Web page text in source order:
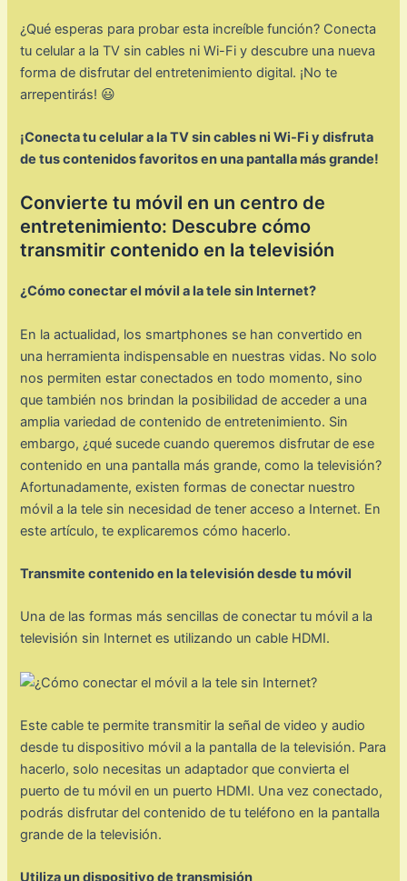
¿Qué esperas para probar esta increíble función? Conecta
tu celular a la TV sin cables ni Wi-Fi y descubre una nueva
forma de disfrutar del entretenimiento digital. ¡No te
arrepentirás! 😃
¡Conecta tu celular a la TV sin cables ni Wi-Fi y disfruta
de tus contenidos favoritos en una pantalla más grande!
Convierte tu móvil en un centro de
entretenimiento: Descubre cómo
transmitir contenido en la televisión
¿Cómo conectar el móvil a la tele sin Internet?
En la actualidad, los smartphones se han convertido en
una herramienta indispensable en nuestras vidas. No solo
nos permiten estar conectados en todo momento, sino
que también nos brindan la posibilidad de acceder a una
amplia variedad de contenido de entretenimiento. Sin
embargo, ¿qué sucede cuando queremos disfrutar de ese
contenido en una pantalla más grande, como la televisión?
Afortunadamente, existen formas de conectar nuestro
móvil a la tele sin necesidad de tener acceso a Internet. En
este artículo, te explicaremos cómo hacerlo.
Transmite contenido en la televisión desde tu móvil
Una de las formas más sencillas de conectar tu móvil a la
televisión sin Internet es utilizando un cable HDMI.
Este cable te permite transmitir la señal de video y audio
desde tu dispositivo móvil a la pantalla de la televisión. Para
hacerlo, solo necesitas un adaptador que convierta el
puerto de tu móvil en un puerto HDMI. Una vez conectado,
podrás disfrutar del contenido de tu teléfono en la pantalla
grande de la televisión.
Utiliza un dispositivo de transmisión